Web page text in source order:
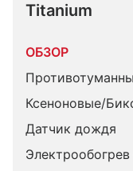
Titanium
ОБЗОР
Ксеноновые/
Датчик дождя